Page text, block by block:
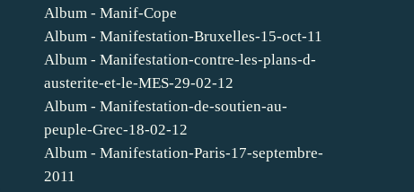
Album - Manif-Cope
Album - Manifestation-Bruxelles-15-oct-11
Album - Manifestation-contre-les-plans-d-
austerite-et-le-MES-29-02-12
Album - Manifestation-de-soutien-au-
peuple-Grec-18-02-12
Album - Manifestation-Paris-17-septembre-
2011